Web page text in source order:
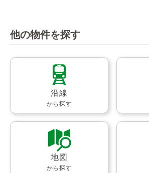
他の物件を探す
沿線
から探す
地図
から探す